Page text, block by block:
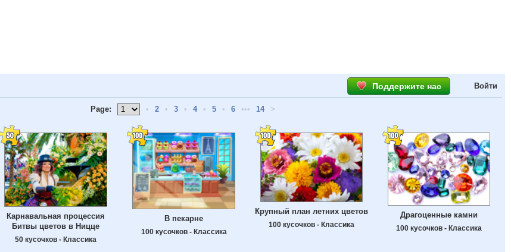
Поддержите нас Войти
Page: • 2 • 3 • 4 • 5 • 6 ••• 14 >
Карнавальная процессия
Битвы цветов в Ницце
50 кусочков - Классика
В пекарне
100 кусочков - Классика
Крупный план летних цветов
100 кусочков - Классика
Драгоценные камни
100 кусочков - Классика